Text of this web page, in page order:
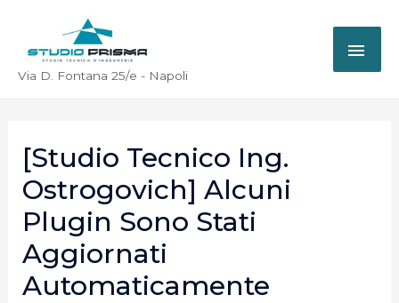
Via D. Fontana 25/e - Napoli
[Studio Tecnico Ing.
Ostrogovich] Alcuni
Plugin Sono Stati
Aggiornati
Automaticamente